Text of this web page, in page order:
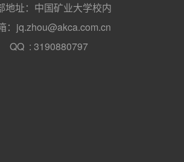
地址：中国矿业大学校内
：jq.zhou@akca.com.cn
QQ : 3190880797